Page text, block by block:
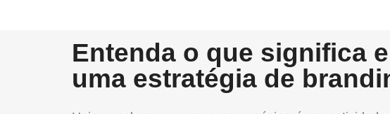
Entenda o que significa
uma estratégia de